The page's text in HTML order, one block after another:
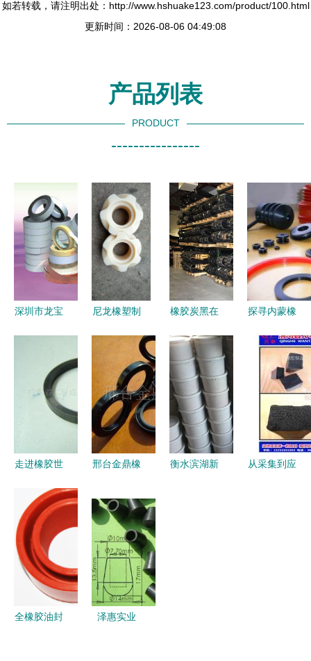
如若转载，请注明出处：http://www.hshuake123.com/product/100.html
更新时间：2026-08-06 04:49:08
产品列表
PRODUCT
----------------
深圳市龙宝
双面泡棉胶
带 其他分
类 中国广
吉镇水径工
尼龙橡塑制
材质减肥秘
诀，实现制
造瘦身
橡胶炭黑在
品中的关键
作用与效能
分析
探寻内蒙橡
网络 东胜
达旗包头橡
胶脚垫与巴
盟临河密封
圈的制造实
力
走进橡胶世
品产品列表
一览
邢台金鼎橡
深耕橡胶制
品领域的品
质典范
衡水滨湖新
从采集到应
全橡胶油封
泽惠实业